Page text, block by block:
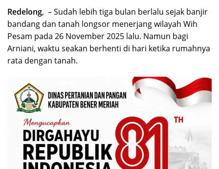
Redelong, – Sudah lebih tiga bulan berlalu sejak banjir
bandang dan tanah longsor menerjang wilayah Wih
Pesam pada 26 November 2025 lalu. Namun bagi
Arniani, waktu seakan berhenti di hari ketika rumahnya
rata dengan tanah.